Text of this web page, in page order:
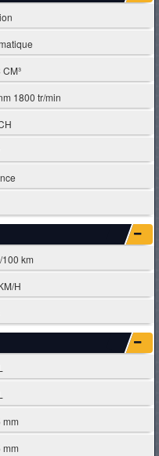
1800 tr/min
km
H
mm
mm